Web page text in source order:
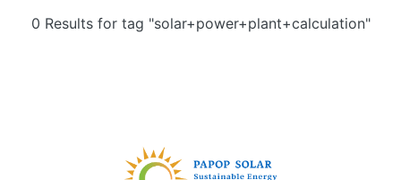
0 Results for tag "solar+power+plant+calculation"